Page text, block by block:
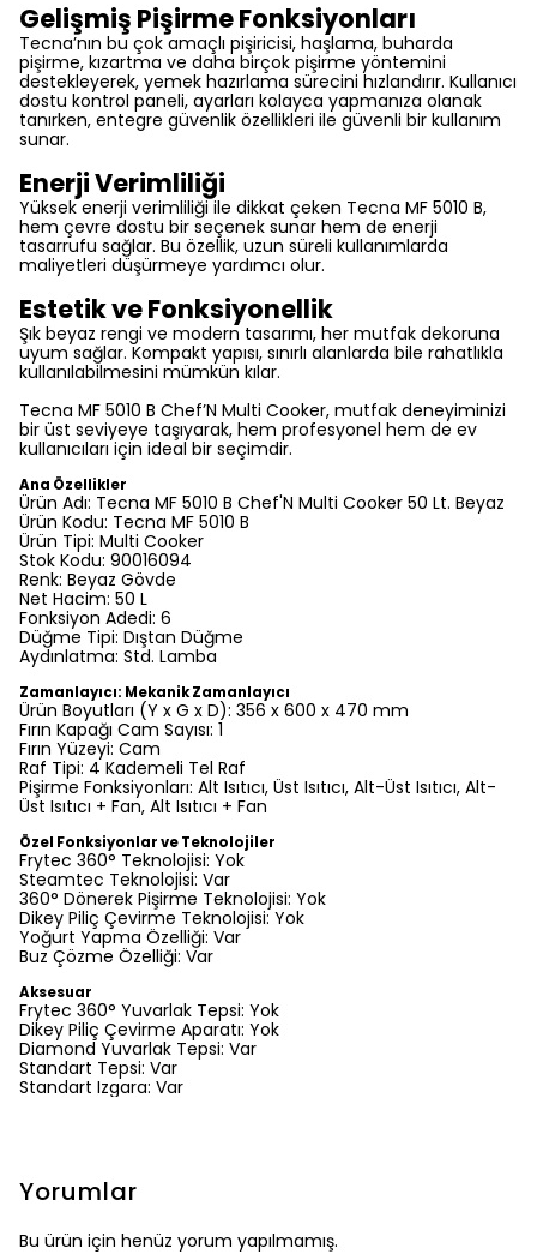
Gelişmiş Pişirme Fonksiyonları
Tecna’nın bu çok amaçlı pişiricisi, haşlama, buharda
pişirme, kızartma ve daha birçok pişirme yöntemini
destekleyerek, yemek hazırlama sürecini hızlandırır. Kullanıcı
dostu kontrol paneli, ayarları kolayca yapmanıza olanak
tanırken, entegre güvenlik özellikleri ile güvenli bir kullanım
sunar.
Enerji Verimliliği
Yüksek enerji verimliliği ile dikkat çeken Tecna MF 5010 B,
hem çevre dostu bir seçenek sunar hem de enerji
tasarrufu sağlar. Bu özellik, uzun süreli kullanımlarda
maliyetleri düşürmeye yardımcı olur.
Estetik ve Fonksiyonellik
Şık beyaz rengi ve modern tasarımı, her mutfak dekoruna
uyum sağlar. Kompakt yapısı, sınırlı alanlarda bile rahatlıkla
kullanılabilmesini mümkün kılar.
Tecna MF 5010 B Chef’N Multi Cooker, mutfak deneyiminizi
bir üst seviyeye taşıyarak, hem profesyonel hem de ev
kullanıcıları için ideal bir seçimdir.
Ana Özellikler
Ürün Adı: Tecna MF 5010 B Chef'N Multi Cooker 50 Lt. Beyaz
Ürün Kodu: Tecna MF 5010 B
Ürün Tipi: Multi Cooker
Stok Kodu: 90016094
Renk: Beyaz Gövde
Net Hacim: 50 L
Fonksiyon Adedi: 6
Düğme Tipi: Dıştan Düğme
Aydınlatma: Std. Lamba
Zamanlayıcı: Mekanik Zamanlayıcı
Ürün Boyutları (Y x G x D): 356 x 600 x 470 mm
Fırın Kapağı Cam Sayısı: 1
Fırın Yüzeyi: Cam
Raf Tipi: 4 Kademeli Tel Raf
Pişirme Fonksiyonları: Alt Isıtıcı, Üst Isıtıcı, Alt-Üst Isıtıcı, Alt-
Üst Isıtıcı + Fan, Alt Isıtıcı + Fan
Özel Fonksiyonlar ve Teknolojiler
Frytec 360° Teknolojisi: Yok
Steamtec Teknolojisi: Var
360° Dönerek Pişirme Teknolojisi: Yok
Dikey Piliç Çevirme Teknolojisi: Yok
Yoğurt Yapma Özelliği: Var
Buz Çözme Özelliği: Var
Aksesuar
Frytec 360° Yuvarlak Tepsi: Yok
Dikey Piliç Çevirme Aparatı: Yok
Diamond Yuvarlak Tepsi: Var
Standart Tepsi: Var
Standart Izgara: Var
Yorumlar
Bu ürün için henüz yorum yapılmamış.